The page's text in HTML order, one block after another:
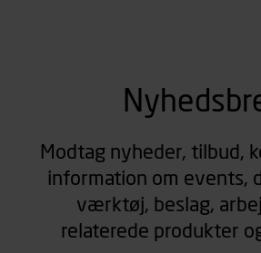
Modtag nyheder, tilbud,
information om events,
værktøj, beslag,
relaterede produkter